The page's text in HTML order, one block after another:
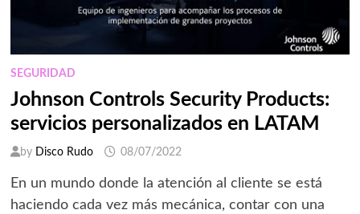
SEGURIDAD
Johnson Controls Security Products:
servicios personalizados en LATAM
by Disco Rudo 08/07/2022
En un mundo donde la atención al cliente se está
haciendo cada vez más mecánica, contar con una